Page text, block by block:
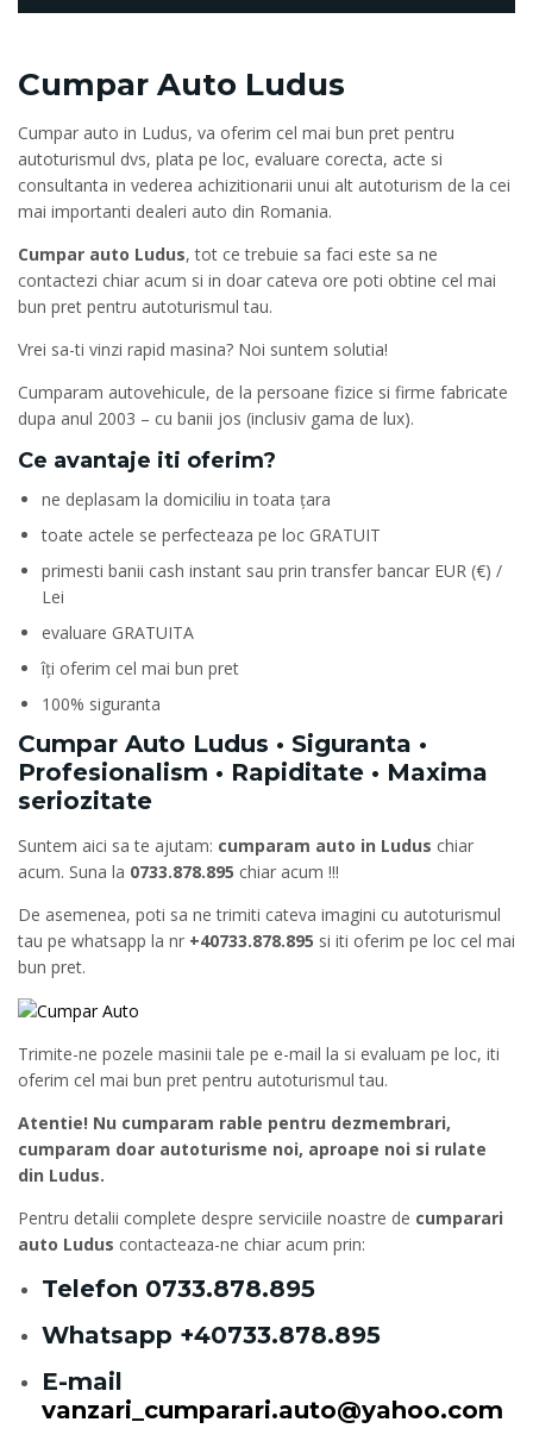
Cumpar Auto Ludus
Cumpar auto in Ludus, va oferim cel mai bun pret pentru
autoturismul dvs, plata pe loc, evaluare corecta, acte si
consultanta in vederea achizitionarii unui alt autoturism de la cei
mai importanti dealeri auto din Romania.
Cumpar auto Ludus, tot ce trebuie sa faci este sa ne
contactezi chiar acum si in doar cateva ore poti obtine cel mai
bun pret pentru autoturismul tau.
Vrei sa-ti vinzi rapid masina? Noi suntem solutia!
Cumparam autovehicule, de la persoane fizice si firme fabricate
dupa anul 2003 – cu banii jos (inclusiv gama de lux).
Ce avantaje iti oferim?
ne deplasam la domiciliu in toata țara
toate actele se perfecteaza pe loc GRATUIT
primesti banii cash instant sau prin transfer bancar EUR (€) /
Lei
evaluare GRATUITA
îți oferim cel mai bun pret
100% siguranta
Cumpar Auto Ludus • Siguranta •
Profesionalism • Rapiditate • Maxima
seriozitate
Suntem aici sa te ajutam: cumparam auto in Ludus chiar
acum. Suna la 0733.878.895 chiar acum !!!
De asemenea, poti sa ne trimiti cateva imagini cu autoturismul
tau pe whatsapp la nr +40733.878.895 si iti oferim pe loc cel mai
bun pret.
Trimite-ne pozele masinii tale pe e-mail la si evaluam pe loc, iti
oferim cel mai bun pret pentru autoturismul tau.
Atentie! Nu cumparam rable pentru dezmembrari,
cumparam doar autoturisme noi, aproape noi si rulate
din Ludus.
Pentru detalii complete despre serviciile noastre de cumparari
auto Ludus contacteaza-ne chiar acum prin:
Telefon 0733.878.895
Whatsapp +40733.878.895
E-mail
vanzari_cumparari.auto@yahoo.com